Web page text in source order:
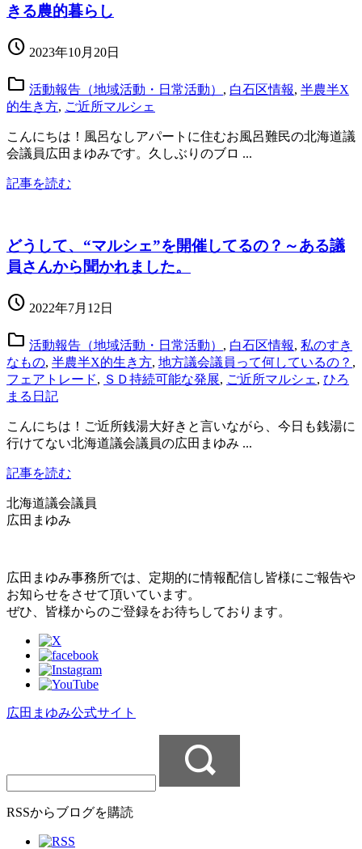
きる農的暮らし
schedule 2023年10月20日
folder 活動報告（地域活動・日常活動） , 白石区情報, 半農半X
的生き方, ご近所マルシェ
こんにちは！風呂なしアパートに住むお風呂難民の北海道議
会議員広田まゆみです。久しぶりのブロ ...
記事を読む
どうして、“マルシェ”を開催してるの？～ある議
員さんから聞かれました。
schedule 2022年7月12日
folder 活動報告（地域活動・日常活動） , 白石区情報, 私のすき
なもの, 半農半X的生き方, 地方議会議員って何しているの？ ,
フェアトレード, ＳＤ持続可能な発展, ご近所マルシェ , ひろ
まる日記
こんにちは！ご近所銭湯大好きと言いながら、今日も銭湯に
行けてない北海道議会議員の広田まゆみ ...
記事を読む
北海道議会議員
広田まゆみ
広田まゆみ事務所では、定期的に情報配信し皆様にご報告や
お知らせをさせて頂いています。
ぜひ、皆様からのご登録をお待ちしております。
広田まゆみ公式サイト
RSSからブログを購読